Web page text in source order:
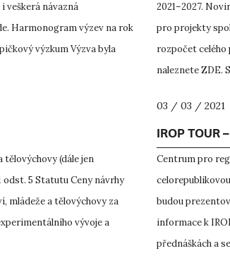
veškerá návazná
Harmonogram výzev na rok
výzkum Výzva byla
2021–2027.
pro projekty
rozpočet
naleznete ZDE.
(dále jen
odst. 5 Statutu Ceny návrhy
mládeže a tělovýchovy za
vývoje a
03 / 03 / 2021
IROP
Centrum pro
budou
informace k
přednáškách a